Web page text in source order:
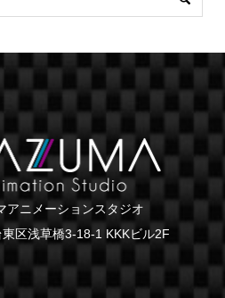
アニメーションスタジオ
区浅草橋3-18-1 KKKビル2F